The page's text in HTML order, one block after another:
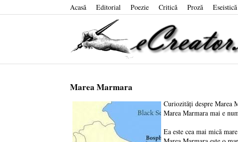
Acasă Editorial Poezie Critică Proză Eseistică
Marea Marmara
Curiozități despre Marea
Marea Marmara mai e
Ea este cea mai mică